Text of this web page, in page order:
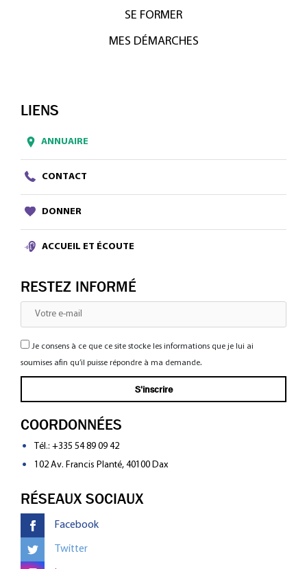
SE FORMER
MES DÉMARCHES
LIENS
ANNUAIRE
CONTACT
DONNER
ACCUEIL ET ÉCOUTE
RESTEZ INFORMÉ
Je consens à ce que ce site stocke les informations que je lui ai
soumises afin qu’il puisse répondre à ma demande.
COORDONNÉES
Tél.: +335 54 89 09 42
102 Av. Francis Planté, 40100 Dax
RÉSEAUX SOCIAUX
Facebook
Twitter